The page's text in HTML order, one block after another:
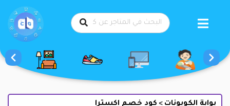
بوابة الكوبونات > كود خصم اكسترا